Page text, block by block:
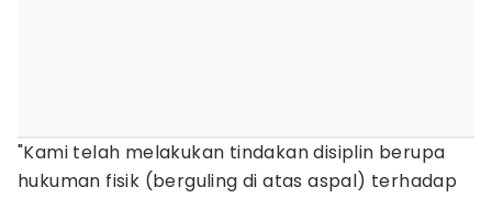
"Kami telah melakukan tindakan disiplin berupa
hukuman fisik (berguling di atas aspal) terhadap